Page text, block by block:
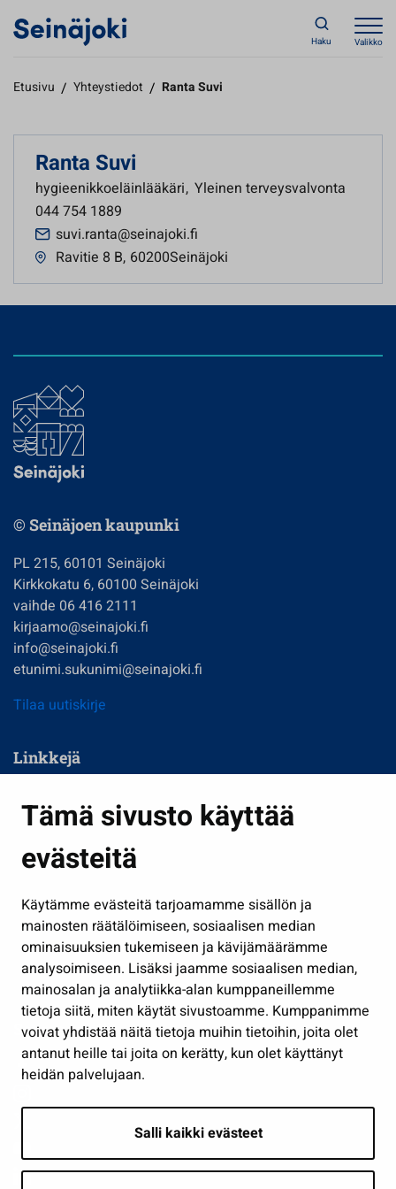
Tämä sivusto käyttää
evästeitä
Käytämme evästeitä tarjoamamme sisällön ja
mainosten räätälöimiseen, sosiaalisen median
ominaisuuksien tukemiseen ja kävijämäärämme
analysoimiseen. Lisäksi jaamme sosiaalisen median,
mainosalan ja analytiikka-alan kumppaneillemme
tietoja siitä, miten käytät sivustoamme. Kumppanimme
voivat yhdistää näitä tietoja muihin tietoihin, joita olet
antanut heille tai joita on kerätty, kun olet käyttänyt
heidän palvelujaan.
Salli kaikki evästeet
Haku Valikko
Etusivu / Yhteystiedot / Ranta Suvi
Ranta Suvi
hygieenikkoeläinlääkäri, Yleinen terveysvalvonta
044 754 1889
suvi.ranta@seinajoki.fi
Ravitie 8 B, 60200Seinäjoki
© Seinäjoen kaupunki
PL 215, 60101 Seinäjoki
Kirkkokatu 6, 60100 Seinäjoki
vaihde 06 416 2111
kirjaamo@seinajoki.fi
info@seinajoki.fi
etunimi.sukunimi@seinajoki.fi
Tilaa uutiskirje
Linkkejä
Kasvatus ja opetus
Kulttuuri ja liikunta
Työ ja yrittäminen
Osallistu ja asioi
Näytä omat evästeasetukseni
Seuraa meitä